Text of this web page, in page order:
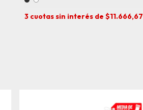
3 cuotas sin interés de $11.666,67